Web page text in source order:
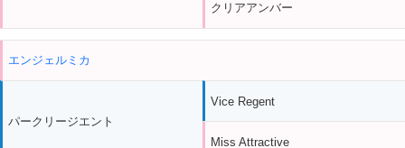
クリアアンバー
エンジェルミカ
パークリージエント
Vice Regent
Miss Attractive